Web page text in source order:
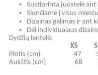
Sustiprinta juostelė ant
Siunčiame į visus
Dizainas galimas ir ant
Dėl individualaus
Dydžių lentelė:
XS
Plotis (cm) 47
Aukštis (cm) 68